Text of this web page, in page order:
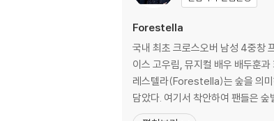
Forestella
국내 최초 크로스오버 남성 4중창
이스 고우림, 뮤지컬 배우 배두훈과
레스텔라(Forestella)는 숲을 의미
담았다. 여기서 착안하여 팬들은